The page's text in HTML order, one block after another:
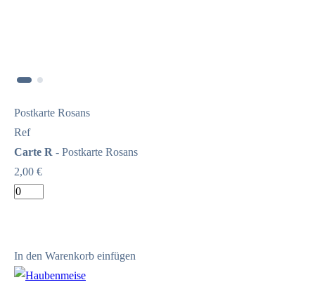
Postkarte Rosans
Ref
Carte R - Postkarte Rosans
2,00 €
In den Warenkorb einfügen